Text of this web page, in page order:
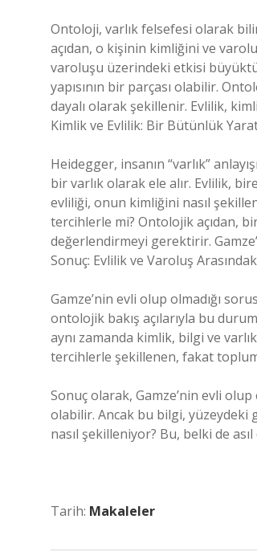
Ontoloji, varlık felsefesi olarak
açıdan, o kişinin kimliğini ve
varoluşu üzerindeki etkisi
yapısının bir parçası olabilir.
dayalı olarak şekillenir. Evlilik,
Kimlik ve Evlilik: Bir Bütünlük
Heidegger, insanın “varlık”
bir varlık olarak ele alır. Evlilik,
evliliği, onun kimliğini nasıl
tercihlerle mi? Ontolojik açıdan,
değerlendirmeyi gerektirir.
Sonuç: Evlilik ve Varoluş
Gamze’nin evli olup olmadığı
ontolojik bakış açılarıyla bu
aynı zamanda kimlik, bilgi ve
tercihlerle şekillenen, fakat
Sonuç olarak, Gamze’nin evli
olabilir. Ancak bu bilgi, yüzeydeki
nasıl şekilleniyor? Bu, belki de
Tarih: Makaleler